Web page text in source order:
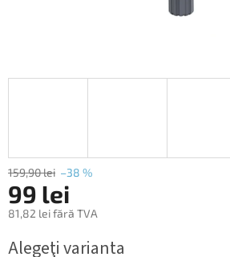
159,90 lei –38 %
99 lei
81,82 lei fără TVA
preţ:
Alegeţi varianta